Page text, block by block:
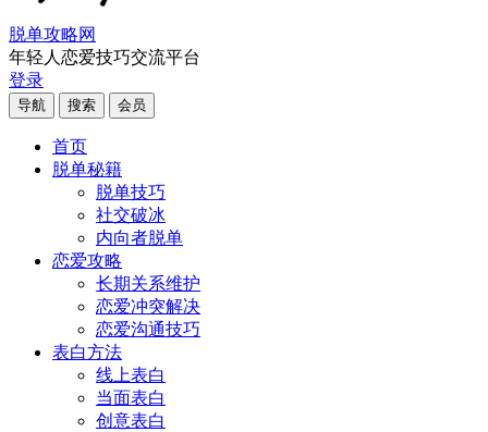
脱单攻略网
年轻人恋爱技巧交流平台
登录
导航 搜索 会员
首页
脱单秘籍
脱单技巧
社交破冰
内向者脱单
恋爱攻略
长期关系维护
恋爱冲突解决
恋爱沟通技巧
表白方法
线上表白
当面表白
创意表白